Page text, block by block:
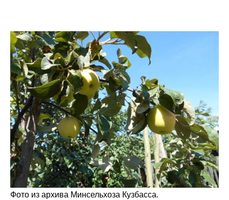
Фото из архива Минсельхоза Кузбасса.